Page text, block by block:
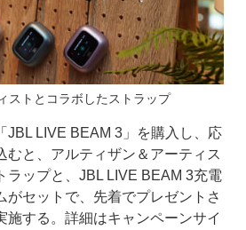
ストとコラボしたストラップ
JBL LIVE BEAM 3」を購入し、応
むと、アルティザン＆アーティス
ラップと、JBL LIVE BEAM 3充電
がセットで、先着でプレゼントさ
施する。詳細はキャンペーンサイ